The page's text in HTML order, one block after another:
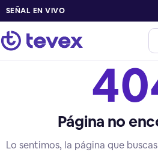
SEÑAL EN VIVO
Página no
Lo sentimos, la página que